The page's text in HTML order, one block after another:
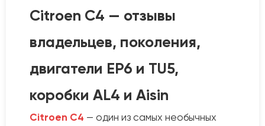
Citroen C4 — отзывы
владельцев, поколения,
двигатели EP6 и TU5,
коробки AL4 и Aisin
Citroen C4 — один из самых необычных